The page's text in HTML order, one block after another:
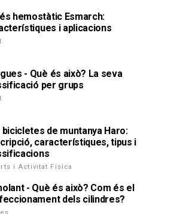
hemostàtic Esmarch:
i aplicacions
- Què és això? La seva
per grups
bicicletes de muntanya Haro:
característiques, tipus i
i Activitat Física
- Què és això? Com és el
dels cilindres?